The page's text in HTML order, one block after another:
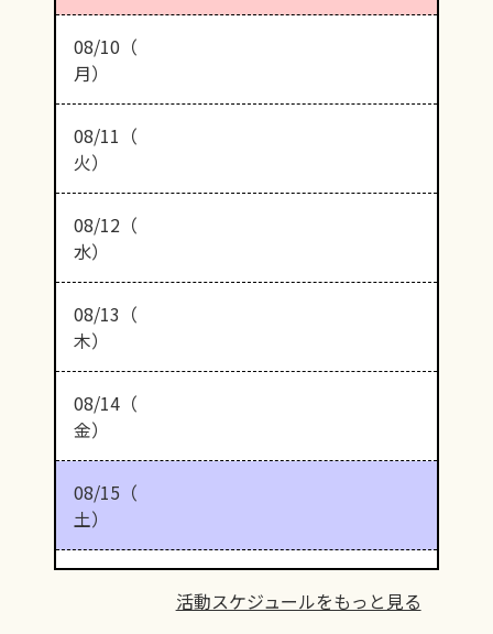
08/10（
月）
08/11（
火）
08/12（
水）
08/13（
木）
08/14（
金）
08/15（
土）
活動スケジュールをもっと見る